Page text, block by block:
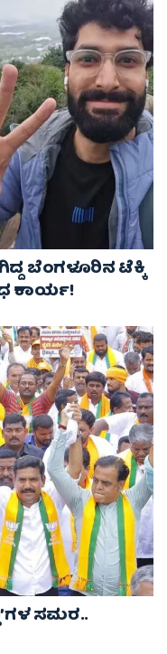
ಬೆಂಗಳೂರಿನ ಟೆಕ್ಕಿ
ಕಾರ್ಯ!
ಸಮರ..